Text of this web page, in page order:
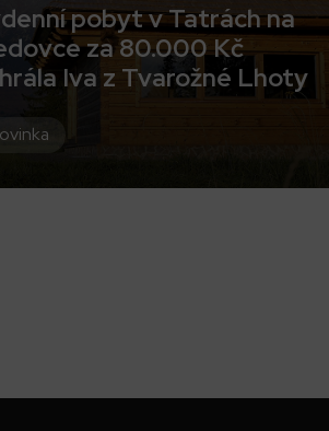
pobyt v Tatrách na
za 80.000 Kč
Iva z Tvarožné Lhoty